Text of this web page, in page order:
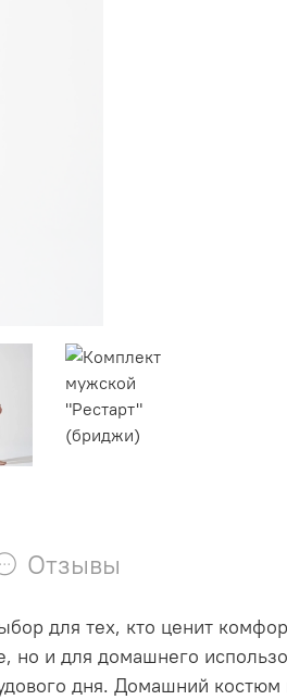
Отзывы
для тех, кто ценит
но и для домашнего
дня. Домашний